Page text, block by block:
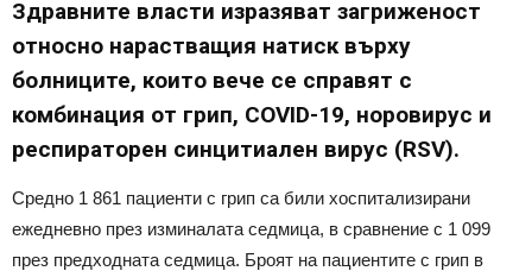
Здравните власти изразяват загриженост
относно нарастващия натиск върху
болниците, които вече се справят с
комбинация от грип, COVID-19, норовирус и
респираторен синцитиален вирус (RSV).
Средно 1 861 пациенти с грип са били хоспитализирани
ежедневно през изминалата седмица, в сравнение с 1 099
през предходната седмица. Броят на пациентите с грип в